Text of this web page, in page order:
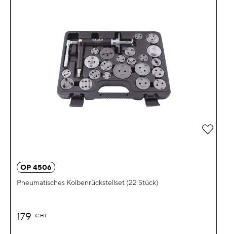
OP 4506
Pneumatisches Kolbenrückstellset (22 Stück)
179 € HT
Zur